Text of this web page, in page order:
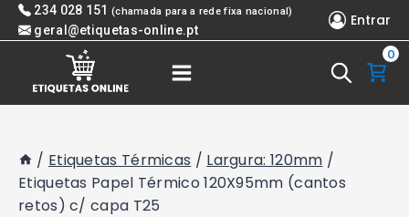
Skip 234 028 151 (chamada para a rede fixa nacional)
geral@etiquetas-online.pt
Entrar
0
/ Etiquetas Térmicas / Largura: 120mm /
Etiquetas Papel Térmico 120X95mm (cantos
retos) c/ capa T25